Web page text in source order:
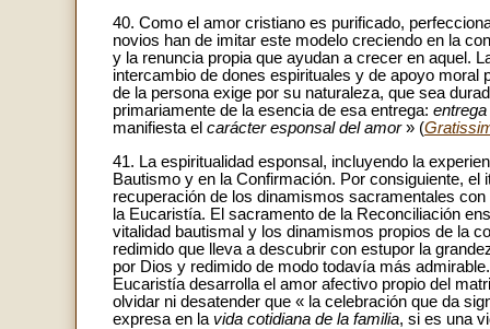
40. Como el amor cristiano es purificado,
novios han de imitar este modelo creciendo en la
y la renuncia propia que ayudan a crecer en aquel.
intercambio de dones espirituales y de apoyo
de la persona exige por su naturaleza, que sea
primariamente de la esencia de esa entrega:
manifiesta el carácter esponsal del amor» (
41. La espiritualidad esponsal, incluyendo la
Bautismo y en la Confirmación. Por consiguiente,
recuperación de los dinamismos sacramentales
la Eucaristía. El sacramento de la Reconciliación
vitalidad bautismal y los dinamismos propios de la
redimido que lleva a descubrir con estupor la
por Dios y redimido de modo todavía más
Eucaristía desarrolla el amor afectivo propio del
olvidar ni desatender que « la celebración que da
expresa en la vida cotidiana de la familia, si es una